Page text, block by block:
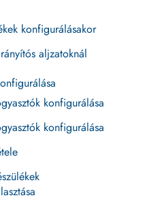
konfigurálásakor
aljzatoknál
konfigurálása
konfigurálása